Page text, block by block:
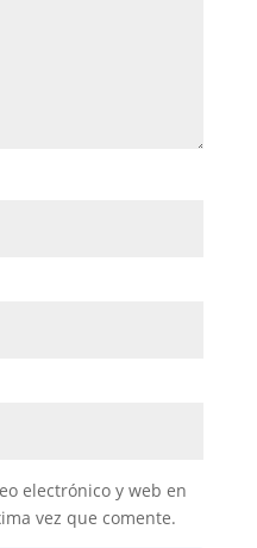
electrónico y web en
vez que comente.